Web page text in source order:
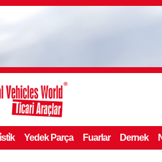
Yedek Parça Fuarlar Dernek